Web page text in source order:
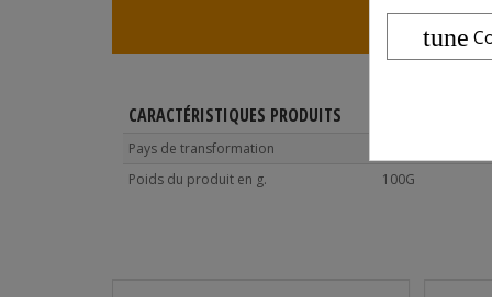
CARACTÉRISTIQUES PRODUITS
Pays de transformation
Poids du produit en g.
100G
tune